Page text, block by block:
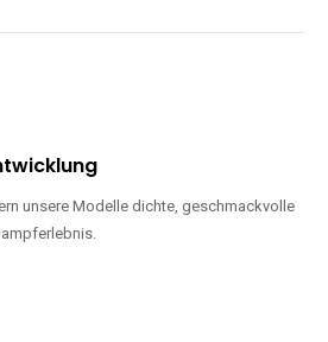
unsere Modelle dichte, geschmackvolle